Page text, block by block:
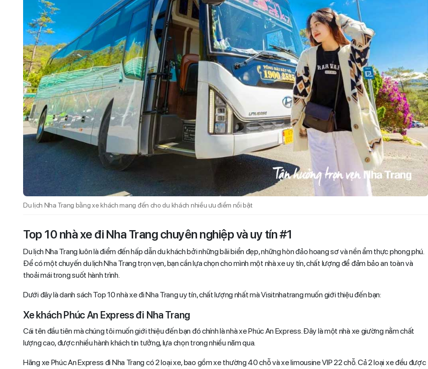
Du lịch Nha Trang bằng xe khách mang đến cho du khách nhiều ưu điểm nổi bật
Top 10 nhà xe đi Nha Trang chuyên nghiệp và uy tín #1
Du lịch Nha Trang luôn là điểm đến hấp dẫn du khách bởi những bãi biển đẹp, những hòn đảo hoang sơ và nền ẩm thực phong phú.
Để có một chuyến du lịch Nha Trang trọn vẹn, bạn cần lựa chọn cho mình một nhà xe uy tín, chất lượng để đảm bảo an toàn và
thoải mái trong suốt hành trình.
Dưới đây là danh sách Top 10 nhà xe đi Nha Trang uy tín, chất lượng nhất mà Visitnhatrang muốn giới thiệu đến bạn:
Xe khách Phúc An Express đi Nha Trang
Cái tên đầu tiên mà chúng tôi muốn giới thiệu đến bạn đó chính là nhà xe Phúc An Express. Đây là một nhà xe giường nằm chất
lượng cao, được nhiều hành khách tin tưởng, lựa chọn trong nhiều năm qua.
Hãng xe Phúc An Express đi Nha Trang có 2 loại xe, bao gồm xe thường 40 chỗ và xe limousine VIP 22 chỗ. Cả 2 loại xe đều được